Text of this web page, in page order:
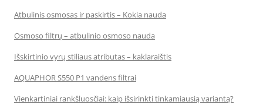
Atbulinis osmosas ir paskirtis – Kokia nauda
Osmoso filtrų – atbulinio osmoso nauda
Išskirtinio vyrų stiliaus atributas – kaklaraištis
AQUAPHOR S550 P1 vandens filtrai
Vienkartiniai rankšluosčiai: kaip išsirinkti tinkamiausią variantą?